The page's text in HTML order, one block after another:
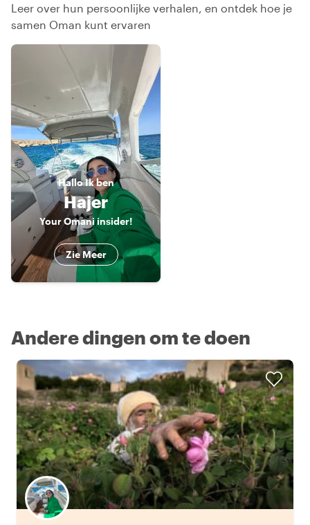
Leer over hun persoonlijke verhalen, en ontdek hoe je
samen Oman kunt ervaren
HalloIk ben
Hajer
Your Omani insider!
Zie Meer
Andere dingen om te doen